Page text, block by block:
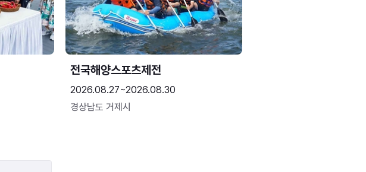
전국해양스포츠제전
2026.08.27~2026.08.30
경상남도 거제시